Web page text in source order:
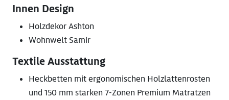
Innen Design
Holzdekor Ashton
Wohnwelt Samir
Textile Ausstattung
Heckbetten mit ergonomischen Holzlattenrosten
und 150 mm starken 7-Zonen Premium Matratzen